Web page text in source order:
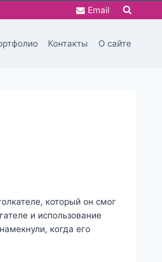
Email
Контакты О сайте
который он смог
и использование
когда его